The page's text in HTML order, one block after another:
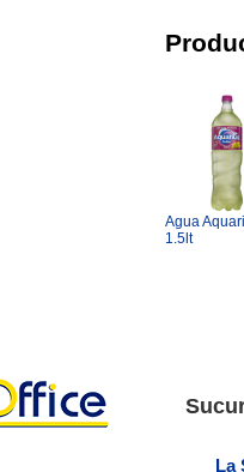
Agua
1.5lt
La